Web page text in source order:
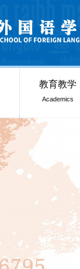
教育教学
Academics